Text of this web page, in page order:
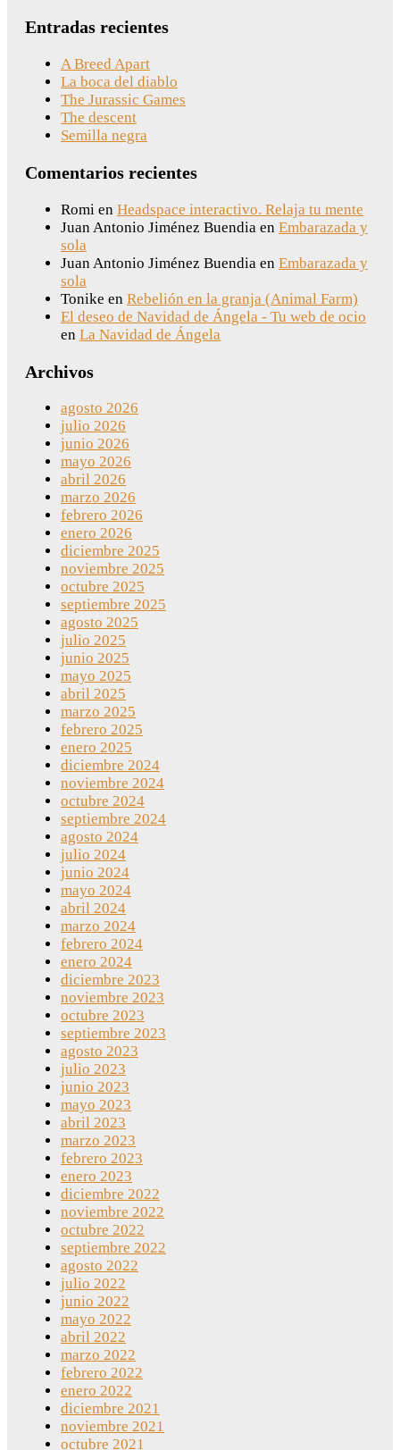
Entradas recientes
A Breed Apart
La boca del diablo
The Jurassic Games
The descent
Semilla negra
Comentarios recientes
Romi en Headspace interactivo. Relaja tu mente
Juan Antonio Jiménez Buendia en Embarazada y
sola
Juan Antonio Jiménez Buendia en Embarazada y
sola
Tonike en Rebelión en la granja (Animal Farm)
El deseo de Navidad de Ángela - Tu web de ocio
en La Navidad de Ángela
Archivos
agosto 2026
julio 2026
junio 2026
mayo 2026
abril 2026
marzo 2026
febrero 2026
enero 2026
diciembre 2025
noviembre 2025
octubre 2025
septiembre 2025
agosto 2025
julio 2025
junio 2025
mayo 2025
abril 2025
marzo 2025
febrero 2025
enero 2025
diciembre 2024
noviembre 2024
octubre 2024
septiembre 2024
agosto 2024
julio 2024
junio 2024
mayo 2024
abril 2024
marzo 2024
febrero 2024
enero 2024
diciembre 2023
noviembre 2023
octubre 2023
septiembre 2023
agosto 2023
julio 2023
junio 2023
mayo 2023
abril 2023
marzo 2023
febrero 2023
enero 2023
diciembre 2022
noviembre 2022
octubre 2022
septiembre 2022
agosto 2022
julio 2022
junio 2022
mayo 2022
abril 2022
marzo 2022
febrero 2022
enero 2022
diciembre 2021
noviembre 2021
octubre 2021